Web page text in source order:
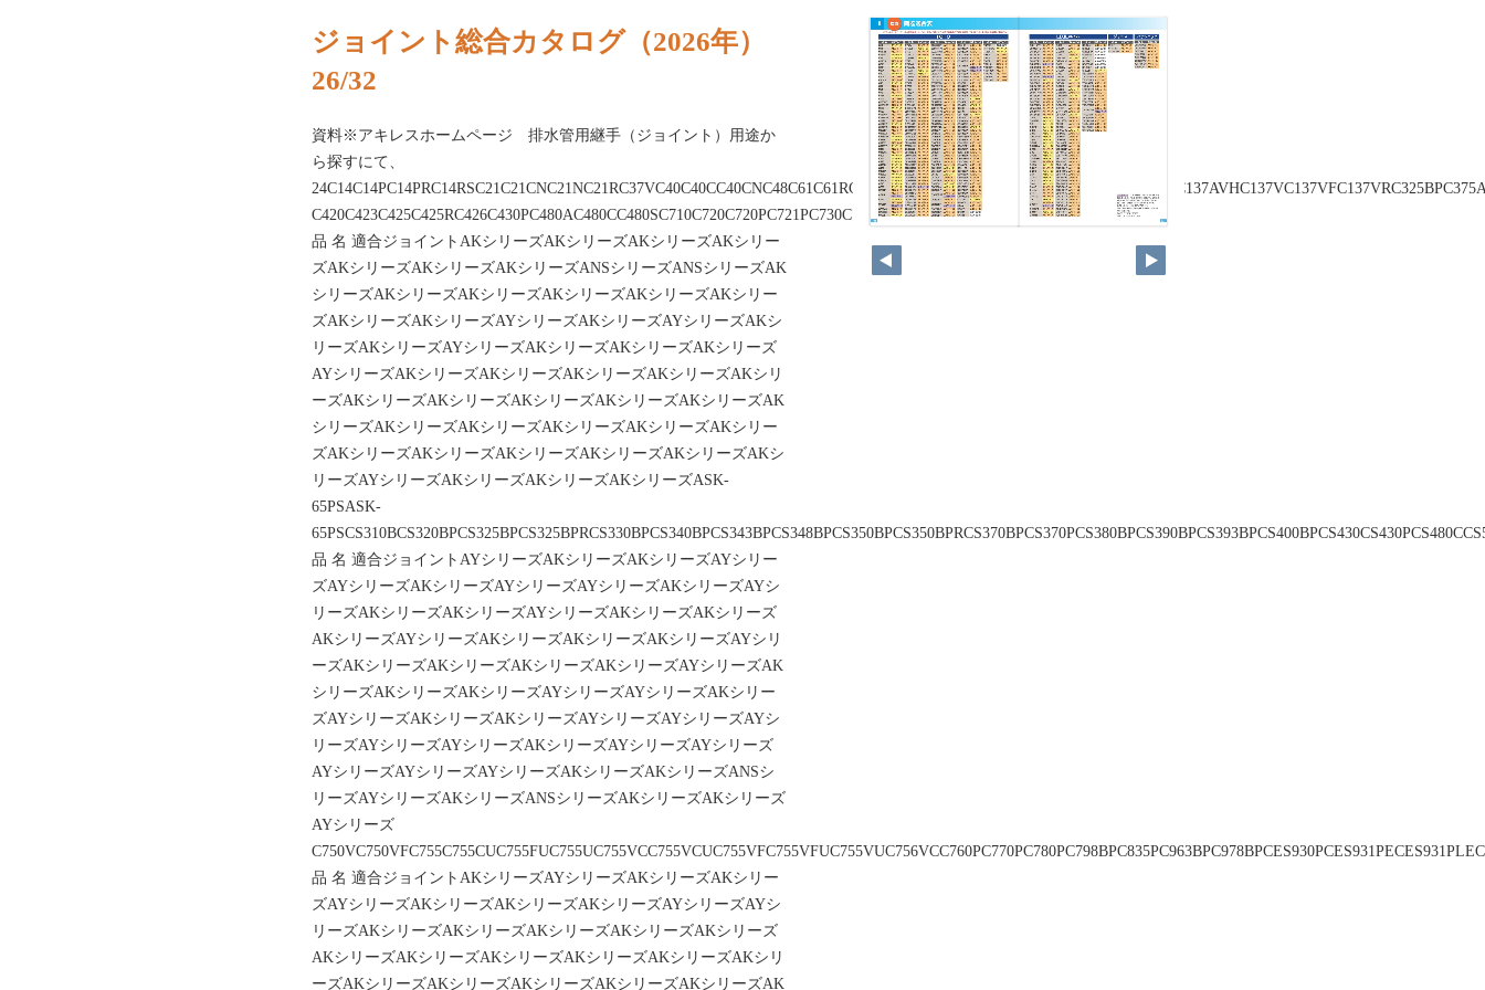
ジョイント総合カタログ（2026年）
26/32
資料※アキレスホームページ 排水管用継手（ジョイント）用途か
ら探すにて、
C420C423C425C425RC426C430PC480AC480CC480SC710C720C720PC721PC730C730PC750AVC750CSC750F
品 名 適合ジョイントAKシリーズAKシリーズAKシリーズAKシリー
ズAKシリーズAKシリーズAKシリーズANSシリーズANSシリーズAK
シリーズAKシリーズAKシリーズAKシリーズAKシリーズAKシリー
ズAKシリーズAKシリーズAYシリーズAKシリーズAYシリーズAKシ
リーズAKシリーズAYシリーズAKシリーズAKシリーズAKシリーズ
AYシリーズAKシリーズAKシリーズAKシリーズAKシリーズAKシリ
ーズAKシリーズAKシリーズAKシリーズAKシリーズAKシリーズAK
シリーズAKシリーズAKシリーズAKシリーズAKシリーズAKシリー
ズAKシリーズAKシリーズAKシリーズAKシリーズAKシリーズAKシ
リーズAYシリーズAKシリーズAKシリーズAKシリーズASK-
65PSASK-
品 名 適合ジョイントAYシリーズAKシリーズAKシリーズAYシリー
ズAYシリーズAKシリーズAYシリーズAYシリーズAKシリーズAYシ
リーズAKシリーズAKシリーズAYシリーズAKシリーズAKシリーズ
AKシリーズAYシリーズAKシリーズAKシリーズAKシリーズAYシリ
ーズAKシリーズAKシリーズAKシリーズAKシリーズAYシリーズAK
シリーズAKシリーズAKシリーズAYシリーズAYシリーズAKシリー
ズAYシリーズAKシリーズAKシリーズAYシリーズAYシリーズAYシ
リーズAYシリーズAYシリーズAKシリーズAYシリーズAYシリーズ
AYシリーズAYシリーズAYシリーズAKシリーズAKシリーズANSシ
リーズAYシリーズAKシリーズANSシリーズAKシリーズAKシリーズ
AYシリーズ
品 名 適合ジョイントAKシリーズAYシリーズAKシリーズAKシリー
ズAYシリーズAKシリーズAKシリーズAKシリーズAYシリーズAYシ
リーズAKシリーズAKシリーズAKシリーズAKシリーズAKシリーズ
AKシリーズAKシリーズAKシリーズAKシリーズAKシリーズAKシリ
ーズAKシリーズAKシリーズAKシリーズAKシリーズAKシリーズAK